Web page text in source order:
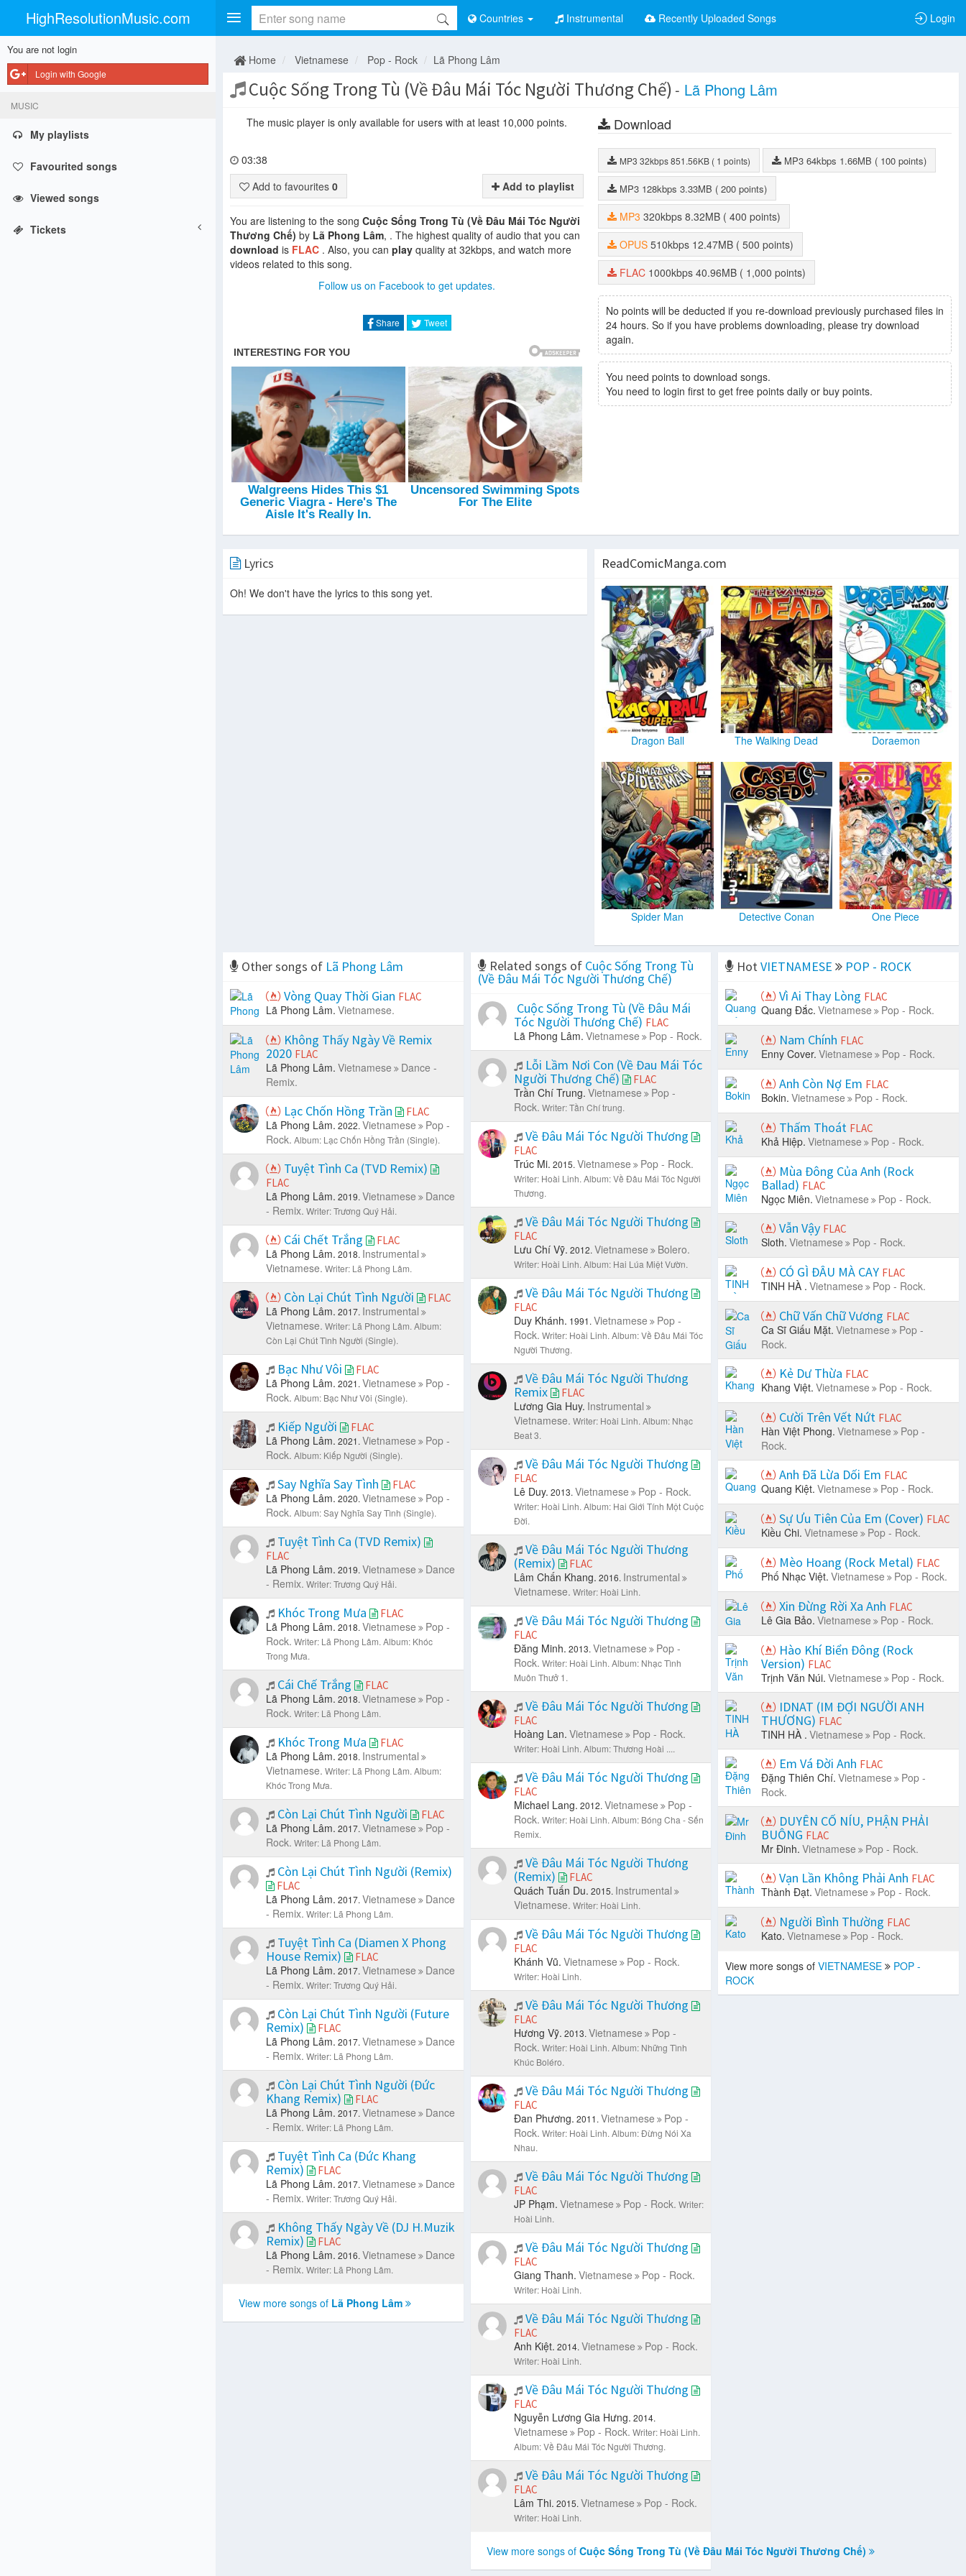
HighResolutionMusic.com Countries Instrumental Recently Uploaded Songs Login
You are not login
Login with Google
MUSIC
My playlists
Favourited songs
Viewed songs
Tickets
Home Vietnamese Pop - Rock Lã Phong Lâm
Cuộc Sống Trong Tù (Về Đâu Mái Tóc Người Thương Chế) - Lã Phong Lâm
The music player is only available for users with at least 10,000 points.
03:38
Add to favourites 0 Add to playlist
You are listening to the song Cuộc Sống Trong Tù (Về Đâu Mái Tóc Người
Thương Chế) by Lã Phong Lâm, . The highest quality of audio that you can
download is FLAC . Also, you can play quality at 32kbps, and watch more
videos related to this song.
Follow us on Facebook to get updates.
Share Tweet
Download
MP3 32kbps851.56KB ( 1 points) MP3 64kbps 1.66MB ( 100 points)
MP3 128kbps 3.33MB ( 200 points)
MP3 320kbps 8.32MB
( 400 points)
OPUS 510kbps 12.47MB
( 500 points)
FLAC 1000kbps 40.96MB ( 1,000 points)
No points will be deducted if you re-download previously purchased files in
24 hours. So if you have problems downloading, please try download
again.
You need points to download songs.
You need to login first to get free points daily or buy points.
Lyrics
Oh! We don't have the lyrics to this song yet.
ReadComicManga.com
Dragon Ball The Walking Dead Doraemon
Spider Man Detective Conan One Piece
Other songs of Lã Phong Lâm
Vòng Quay Thời Gian FLAC
Lã Phong Lâm. Vietnamese.
Không Thấy Ngày Về Remix
2020 FLAC
Lã Phong Lâm. Vietnamese
Dance -
Remix.
Lạc Chốn Hồng Trần FLAC
Lã Phong Lâm. 2022. Vietnamese
Pop -
Rock. Album: Lạc Chốn Hồng Trần (Single).
Tuyệt Tình Ca (TVD Remix)
FLAC
Lã Phong Lâm. 2019. Vietnamese
Dance
- Remix. Writer: Trương Quý Hải.
Cái Chết Trắng FLAC
Lã Phong Lâm. 2018. Instrumental
Vietnamese. Writer: Lã Phong Lâm.
Còn Lại Chút Tình Người FLAC
Lã Phong Lâm. 2017. Instrumental
Vietnamese. Writer: Lã Phong Lâm. Album:
Còn Lại Chút Tình Người (Single).
Bạc Như Vôi FLAC
Lã Phong Lâm. 2021. Vietnamese
Pop -
Rock. Album: Bạc Như Vôi (Single).
Kiếp Người FLAC
Lã Phong Lâm. 2021. Vietnamese
Pop -
Rock. Album: Kiếp Người (Single).
Say Nghĩa Say Tình FLAC
Lã Phong Lâm. 2020. Vietnamese
Pop -
Rock. Album: Say Nghĩa Say Tình (Single).
Tuyệt Tình Ca (TVD Remix)
FLAC
Lã Phong Lâm. 2019. Vietnamese
Dance
- Remix. Writer: Trương Quý Hải.
Khóc Trong Mưa FLAC
Lã Phong Lâm. 2018. Vietnamese
Pop -
Rock. Writer: Lã Phong Lâm. Album: Khóc
Trong Mưa.
Cái Chế Trắng FLAC
Lã Phong Lâm. 2018. Vietnamese
Pop -
Rock. Writer: Lã Phong Lâm.
Khóc Trong Mưa FLAC
Lã Phong Lâm. 2018. Instrumental
Vietnamese. Writer: Lã Phong Lâm. Album:
Khóc Trong Mưa.
Còn Lại Chút Tình Người FLAC
Lã Phong Lâm. 2017. Vietnamese
Pop -
Rock. Writer: Lã Phong Lâm.
Còn Lại Chút Tình Người (Remix)
FLAC
Lã Phong Lâm. 2017. Vietnamese
Dance
- Remix. Writer: Lã Phong Lâm.
Tuyệt Tình Ca (Diamen X Phong
House Remix)
FLAC
Lã Phong Lâm. 2017. Vietnamese
Dance
- Remix. Writer: Trương Quý Hải.
Còn Lại Chút Tình Người (Future
Remix)
FLAC
Lã Phong Lâm. 2017. Vietnamese
Dance
- Remix. Writer: Lã Phong Lâm.
Còn Lại Chút Tình Người (Đức
Khang Remix)
FLAC
Lã Phong Lâm. 2017. Vietnamese
Dance
- Remix. Writer: Lã Phong Lâm.
Tuyệt Tình Ca (Đức Khang
Remix)
FLAC
Lã Phong Lâm. 2017. Vietnamese
Dance
- Remix. Writer: Trương Quý Hải.
Không Thấy Ngày Về (DJ H.Muzik
Remix)
FLAC
Lã Phong Lâm. 2016. Vietnamese
Dance
- Remix. Writer: Lã Phong Lâm.
View more songs of Lã Phong Lâm
Related songs of Cuộc Sống Trong Tù
(Về Đâu Mái Tóc Người Thương Chế)
Cuộc Sống Trong Tù (Về Đâu Mái
Tóc Người Thương Chế) FLAC
Lã Phong Lâm. Vietnamese Pop - Rock.
Lỗi Lầm Nơi Con (Về Đau Mái Tóc
Người Thương Chế)
FLAC
Trần Chí Trung. Vietnamese
Pop -
Rock. Writer: Tần Chí trung.
Về Đâu Mái Tóc Người Thương
FLAC
Trúc Mi. 2015. Vietnamese Pop - Rock.
Writer: Hoài Linh. Album: Về Đâu Mái Tóc Người
Thương.
Về Đâu Mái Tóc Người Thương
FLAC
Lưu Chí Vỹ. 2012. Vietnamese Bolero.
Writer: Hoài Linh. Album: Hai Lúa Miệt Vườn.
Về Đâu Mái Tóc Người Thương
FLAC
Duy Khánh. 1991. Vietnamese
Pop -
Rock. Writer: Hoài Linh. Album: Về Đâu Mái Tóc
Người Thương.
Về Đâu Mái Tóc Người Thương
Remix
FLAC
Lương Gia Huy. Instrumental
Vietnamese. Writer: Hoài Linh. Album: Nhạc
Beat 3.
Về Đâu Mái Tóc Người Thương
FLAC
Lê Duy. 2013. Vietnamese Pop - Rock.
Writer: Hoài Linh. Album: Hai Giới Tính Một Cuộc
Đời.
Về Đâu Mái Tóc Người Thương
(Remix)
FLAC
Lâm Chấn Khang. 2016. Instrumental
Vietnamese. Writer: Hoài Linh.
Về Đâu Mái Tóc Người Thương
FLAC
Đăng Minh. 2013. Vietnamese
Pop -
Rock. Writer: Hoài Linh. Album: Nhạc Tình
Muôn Thưở 1.
Về Đâu Mái Tóc Người Thương
FLAC
Hoàng Lan. Vietnamese Pop - Rock.
Writer: Hoài Linh. Album: Thương Hoài ....
Về Đâu Mái Tóc Người Thương
FLAC
Michael Lang. 2012. Vietnamese
Pop -
Rock. Writer: Hoài Linh. Album: Bóng Cha - Sến
Remix.
Về Đâu Mái Tóc Người Thương
(Remix)
FLAC
Quách Tuấn Du. 2015. Instrumental
Vietnamese. Writer: Hoài Linh.
Về Đâu Mái Tóc Người Thương
FLAC
Khánh Vũ. Vietnamese Pop - Rock.
Writer: Hoài Linh.
Về Đâu Mái Tóc Người Thương
FLAC
Hương Vỹ. 2013. Vietnamese
Pop -
Rock. Writer: Hoài Linh. Album: Những Tình
Khúc Boléro.
Về Đâu Mái Tóc Người Thương
FLAC
Đan Phương. 2011. Vietnamese
Pop -
Rock. Writer: Hoài Linh. Album: Đừng Nói Xa
Nhau.
Về Đâu Mái Tóc Người Thương
FLAC
JP Phạm. Vietnamese Pop - Rock. Writer:
Hoài Linh.
Về Đâu Mái Tóc Người Thương
FLAC
Giang Thanh. Vietnamese Pop - Rock.
Writer: Hoài Linh.
Về Đâu Mái Tóc Người Thương
FLAC
Anh Kiệt. 2014. Vietnamese Pop - Rock.
Writer: Hoài Linh.
Về Đâu Mái Tóc Người Thương
FLAC
Nguyễn Lương Gia Hưng. 2014.
Vietnamese Pop - Rock. Writer: Hoài Linh.
Album: Về Đâu Mái Tóc Người Thương.
Về Đâu Mái Tóc Người Thương
FLAC
Lâm Thi. 2015. Vietnamese Pop - Rock.
Writer: Hoài Linh.
View more songs of Cuộc Sống Trong Tù (Về Đâu Mái Tóc Người Thương Chế)
HotVIETNAMESE
POP - ROCK
Vì Ai Thay Lòng FLAC
Quang Đắc. Vietnamese Pop - Rock.
Nam Chính FLAC
Enny Cover. Vietnamese Pop - Rock.
Anh Còn Nợ Em FLAC
Bokin. Vietnamese Pop - Rock.
Thấm Thoát FLAC
Khả Hiệp. Vietnamese Pop - Rock.
Mùa Đông Của Anh (Rock
Ballad) FLAC
Ngọc Miên. Vietnamese Pop - Rock.
Vẫn Vậy FLAC
Sloth. Vietnamese Pop - Rock.
CÓ GÌ ĐÂU MÀ CAY FLAC
TINH HÀ . Vietnamese Pop - Rock.
Chữ Vấn Chữ Vương FLAC
Ca Sĩ Giấu Mặt. Vietnamese
Pop -
Rock.
Kẻ Dư Thừa FLAC
Khang Việt. Vietnamese Pop - Rock.
Cười Trên Vết Nứt FLAC
Hàn Việt Phong. Vietnamese
Pop -
Rock.
Anh Đã Lừa Dối Em FLAC
Quang Kiệt. Vietnamese Pop - Rock.
Sự Ưu Tiên Của Em (Cover) FLAC
Kiều Chi. Vietnamese Pop - Rock.
Mèo Hoang (Rock Metal) FLAC
Phố Nhạc Việt. Vietnamese Pop - Rock.
Xin Đừng Rời Xa Anh FLAC
Lê Gia Bảo. Vietnamese Pop - Rock.
Hào Khí Biển Đông (Rock
Version) FLAC
Trịnh Văn Núi. Vietnamese Pop - Rock.
IDNAT (IM ĐỢI NGƯỜI ANH
THƯƠNG) FLAC
TINH HÀ . Vietnamese Pop - Rock.
Em Vá Đời Anh FLAC
Đặng Thiên Chí. Vietnamese
Pop -
Rock.
DUYÊN CỐ NÍU, PHẬN PHẢI
BUÔNG FLAC
Mr Đinh. Vietnamese Pop - Rock.
Vạn Lần Không Phải Anh FLAC
Thành Đạt. Vietnamese Pop - Rock.
Người Bình Thường FLAC
Kato. Vietnamese Pop - Rock.
View more songs ofVIETNAMESE
POP -
ROCK